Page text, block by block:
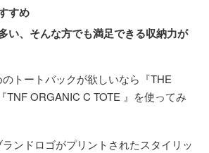
すめ
い、そんな方でも満足できる収納力が
トートバックが欲しいなら『THE
TNF ORGANIC C TOTE 』を使ってみ
ンドロゴがプリントされたスタイリッ